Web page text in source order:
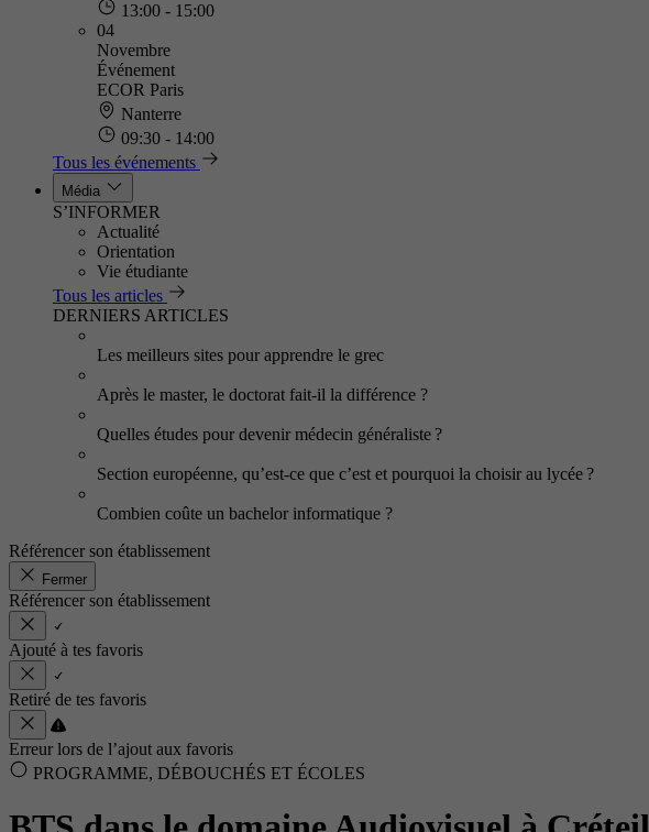
13:00 - 15:00
04
Novembre
Événement
ECOR Paris
Nanterre
09:30 - 14:00
Tous les événements
Média
S’INFORMER
Actualité
Orientation
Vie étudiante
Tous les articles
DERNIERS ARTICLES
Les meilleurs sites pour apprendre le grec
Après le master, le doctorat fait-il la différence ?
Quelles études pour devenir médecin généraliste ?
Section européenne, qu’est-ce que c’est et pourquoi la choisir au lycée ?
Combien coûte un bachelor informatique ?
Référencer son établissement
Fermer
Référencer son établissement
Ajouté à tes favoris
Retiré de tes favoris
Erreur lors de l’ajout aux favoris
PROGRAMME, DÉBOUCHÉS ET ÉCOLES